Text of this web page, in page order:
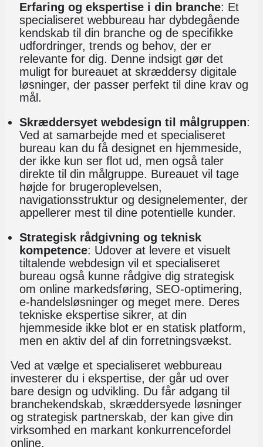
Erfaring og ekspertise i din branche: Et
specialiseret webbureau har dybdegående
kendskab til din branche og de specifikke
udfordringer, trends og behov, der er
relevante for dig. Denne indsigt gør det
muligt for bureauet at skræddersy digitale
løsninger, der passer perfekt til dine krav og
mål.
Skræddersyet webdesign til målgruppen:
Ved at samarbejde med et specialiseret
bureau kan du få designet en hjemmeside,
der ikke kun ser flot ud, men også taler
direkte til din målgruppe. Bureauet vil tage
højde for brugeroplevelsen,
navigationsstruktur og designelementer, der
appellerer mest til dine potentielle kunder.
Strategisk rådgivning og teknisk
kompetence: Udover at levere et visuelt
tiltalende webdesign vil et specialiseret
bureau også kunne rådgive dig strategisk
om online markedsføring, SEO-optimering,
e-handelsløsninger og meget mere. Deres
tekniske ekspertise sikrer, at din
hjemmeside ikke blot er en statisk platform,
men en aktiv del af din forretningsvækst.
Ved at vælge et specialiseret webbureau
investerer du i ekspertise, der går ud over
bare design og udvikling. Du får adgang til
branchekendskab, skræddersyede løsninger
og strategisk partnerskab, der kan give din
virksomhed en markant konkurrencefordel
online.